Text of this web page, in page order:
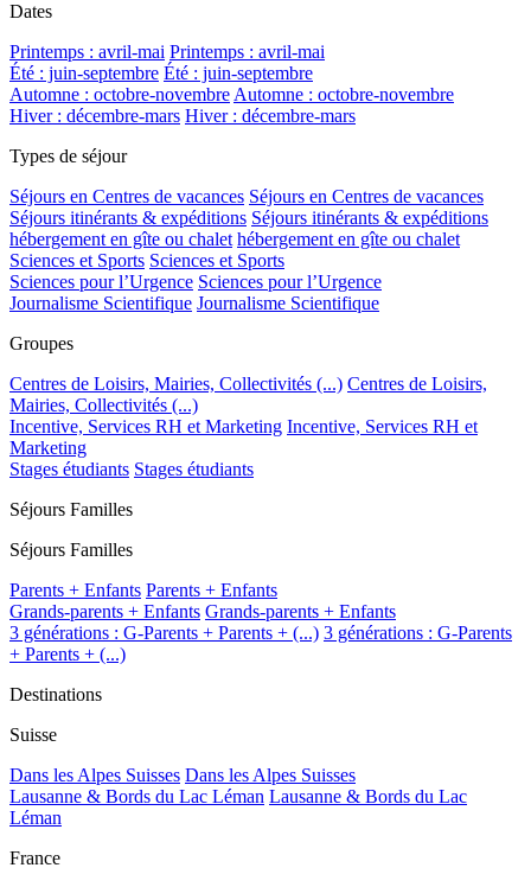
Dates
Printemps : avril-mai Printemps : avril-mai
Été : juin-septembre Été : juin-septembre
Automne : octobre-novembreAutomne : octobre-novembre
Hiver : décembre-mars Hiver : décembre-mars
Types de séjour
Séjours en Centres de vacances Séjours en Centres de vacances
Séjours itinérants & expéditions Séjours itinérants & expéditions
hébergement en gîte ou chalet hébergement en gîte ou chalet
Sciences et Sports Sciences et Sports
Sciences pour l’Urgence Sciences pour l’Urgence
Journalisme Scientifique Journalisme Scientifique
Groupes
Centres de Loisirs, Mairies, Collectivités (...) Centres de Loisirs,
Mairies, Collectivités (...)
Incentive, Services RH et Marketing Incentive, Services RH et
Marketing
Stages étudiants Stages étudiants
Séjours Familles
Séjours Familles
Parents + Enfants Parents + Enfants
Grands-parents + Enfants Grands-parents + Enfants
3 générations : G-Parents + Parents + (...) 3 générations : G-Parents
+ Parents + (...)
Destinations
Suisse
Dans les Alpes Suisses Dans les Alpes Suisses
Lausanne & Bords du Lac Léman Lausanne & Bords du Lac
Léman
France